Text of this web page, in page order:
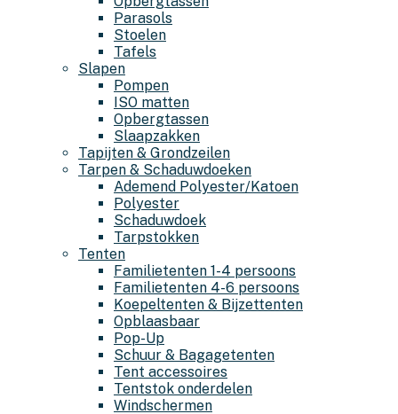
Parasols
Stoelen
Tafels
Slapen
Pompen
ISO matten
Opbergtassen
Slaapzakken
Tapijten & Grondzeilen
Tarpen & Schaduwdoeken
Ademend Polyester/Katoen
Polyester
Schaduwdoek
Tarpstokken
Tenten
Familietenten 1-4 persoons
Familietenten 4-6 persoons
Koepeltenten & Bijzettenten
Opblaasbaar
Pop-Up
Schuur & Bagagetenten
Tent accessoires
Tentstok onderdelen
Windschermen